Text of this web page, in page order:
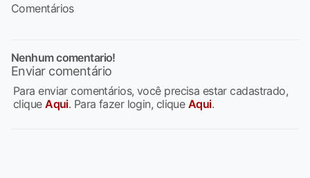
Comentários
Nenhum comentario!
Enviar comentário
Para enviar comentários, você precisa estar cadastrado,
cliqueAqui. Para fazer login, clique Aqui.